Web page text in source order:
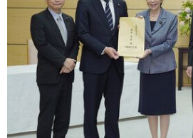
Gastronomie
Le japonais
En plus